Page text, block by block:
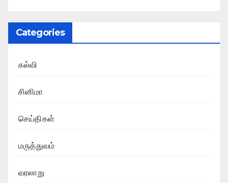
Categories
கல்வி
சினிமா
செய்திகள்
மருத்துவம்
வரலாறு